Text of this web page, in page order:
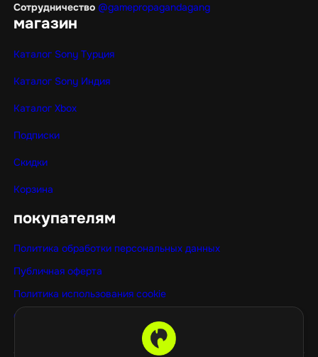
Сотрудничество @gamepropagandagang
магазин
Каталог Sony Турция
Каталог Sony Индия
Каталог Xbox
Подписки
Скидки
Корзина
покупателям
Политика обработки персональных данных
Публичная оферта
Политика использования cookie
Оптовые покупки